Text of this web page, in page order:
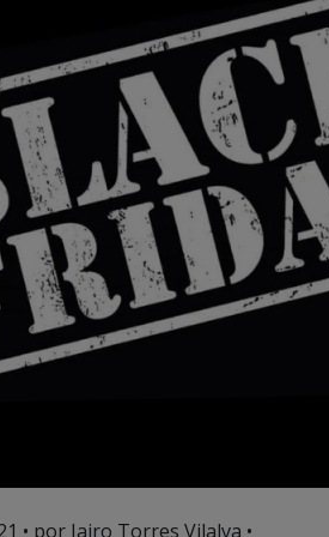
• por Jairo Torres Vilalva •